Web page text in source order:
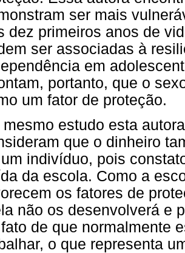
ser mais
dez primeiros anos de
ser associadas à
em
portanto, que o
um fator de proteção.
mesmo estudo esta
que o dinheiro
indivíduo, pois
da escola. Como a
os fatores de
não os desenvolverá e
de que normalmente
o que representa